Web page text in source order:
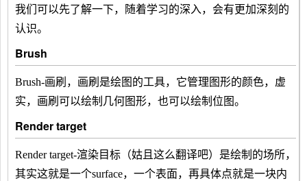
我们可以先了解一下，随着学习的深入，会有更加深刻的
认识。
Brush
Brush-画刷，画刷是绘图的工具，它管理图形的颜色，虚
实，画刷可以绘制几何图形，也可以绘制位图。
Render target
Render target-渲染目标（姑且这么翻译吧）是绘制的场所，
其实这就是一个surface，一个表面，再具体点就是一块内